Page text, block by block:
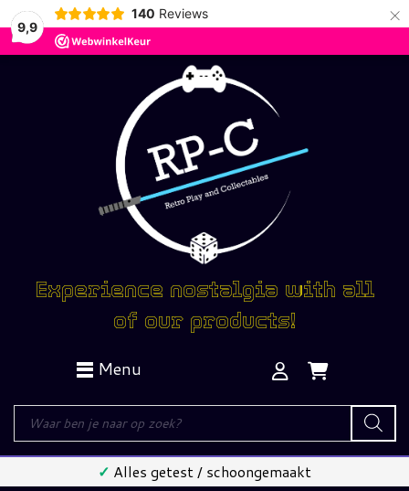
9,9
140 Reviews ×
Experience nostalgia with all
of our products!
Menu
Producten
zoeken
✓ Alles getest / schoongemaakt